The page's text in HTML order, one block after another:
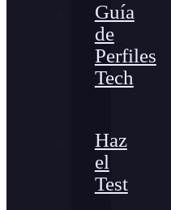
Guía
de
Perfiles
Tech
Haz
el
Test